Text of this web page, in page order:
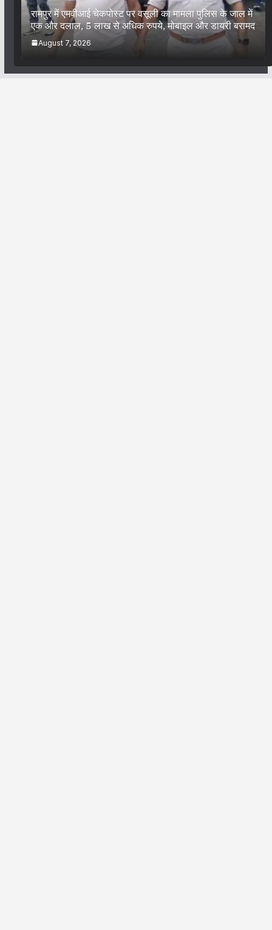
रामपुर में एमवीआई चेकपोस्ट पर वसूली का मामला पुलिस के जाल में
एक और दलाल, 5 लाख से अधिक रुपये, मोबाइल और डायरी बरामद
August 7, 2026